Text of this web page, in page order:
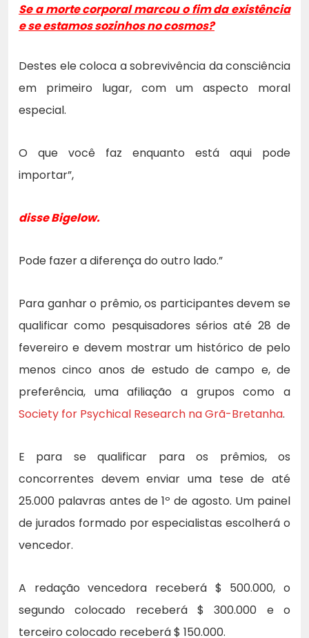
Se a morte corporal marcou o fim da existência
e se estamos sozinhos no cosmos?
Destes ele coloca a sobrevivência da consciência
em primeiro lugar, com um aspecto moral
especial.
O que você faz enquanto está aqui pode
importar”,
disse Bigelow.
Pode fazer a diferença do outro lado.”
Para ganhar o prêmio, os participantes devem se
qualificar como pesquisadores sérios até 28 de
fevereiro e devem mostrar um histórico de pelo
menos cinco anos de estudo de campo e, de
preferência, uma afiliação a grupos como a
Society for Psychical Research na Grã-Bretanha.
E para se qualificar para os prêmios, os
concorrentes devem enviar uma tese de até
25.000 palavras antes de 1º de agosto. Um painel
de jurados formado por especialistas escolherá o
vencedor.
A redação vencedora receberá $ 500.000, o
segundo colocado receberá $ 300.000 e o
terceiro colocado receberá $ 150.000.